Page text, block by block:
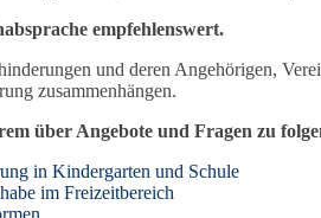
empfehlenswert.
und deren Angehörigen,
zusammenhängen.
über Angebote und Fragen zu
in Kindergarten und Schule
im Freizeitbereich